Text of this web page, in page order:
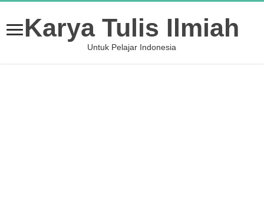
Karya Tulis Ilmiah
Untuk Pelajar Indonesia